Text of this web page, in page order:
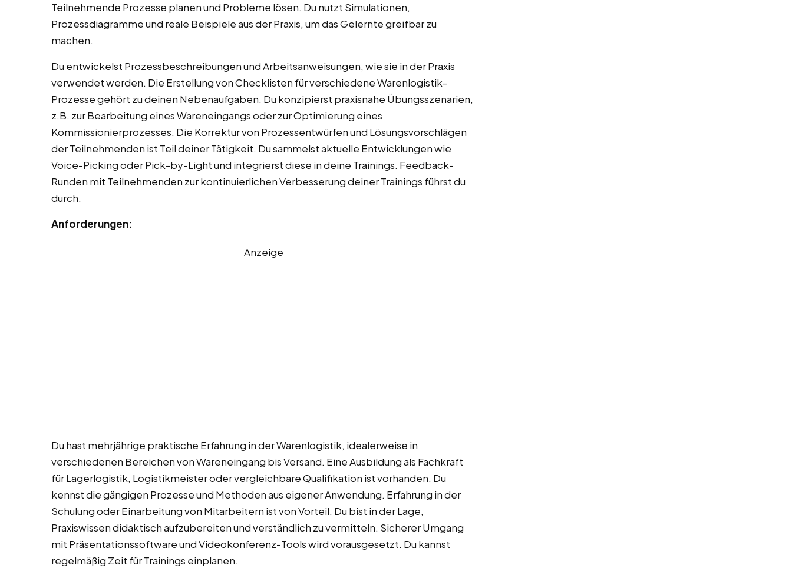
Teilnehmende Prozesse planen und Probleme lösen. Du nutzt Simulationen,
Prozessdiagramme und reale Beispiele aus der Praxis, um das Gelernte greifbar zu
machen.
Du entwickelst Prozessbeschreibungen und Arbeitsanweisungen, wie sie in der Praxis
verwendet werden. Die Erstellung von Checklisten für verschiedene Warenlogistik-
Prozesse gehört zu deinen Nebenaufgaben. Du konzipierst praxisnahe Übungsszenarien,
z.B. zur Bearbeitung eines Wareneingangs oder zur Optimierung eines
Kommissionierprozesses. Die Korrektur von Prozessentwürfen und Lösungsvorschlägen
der Teilnehmenden ist Teil deiner Tätigkeit. Du sammelst aktuelle Entwicklungen wie
Voice-Picking oder Pick-by-Light und integrierst diese in deine Trainings. Feedback-
Runden mit Teilnehmenden zur kontinuierlichen Verbesserung deiner Trainings führst du
durch.
Anforderungen:
Anzeige
Du hast mehrjährige praktische Erfahrung in der Warenlogistik, idealerweise in
verschiedenen Bereichen von Wareneingang bis Versand. Eine Ausbildung als Fachkraft
für Lagerlogistik, Logistikmeister oder vergleichbare Qualifikation ist vorhanden. Du
kennst die gängigen Prozesse und Methoden aus eigener Anwendung. Erfahrung in der
Schulung oder Einarbeitung von Mitarbeitern ist von Vorteil. Du bist in der Lage,
Praxiswissen didaktisch aufzubereiten und verständlich zu vermitteln. Sicherer Umgang
mit Präsentationssoftware und Videokonferenz-Tools wird vorausgesetzt. Du kannst
regelmäßig Zeit für Trainings einplanen.